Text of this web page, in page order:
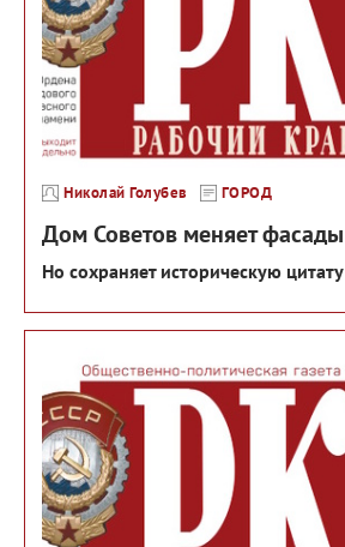
Николай Голубев ГОРОД
Дом Советов меняет фасады
Но сохраняет историческую цитату